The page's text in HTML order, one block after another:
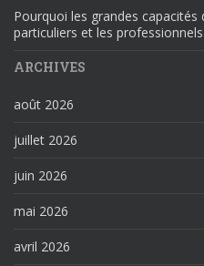
Pourquoi les grandes capacités
particuliers et les professionnels
ARCHIVES
août 2026
juillet 2026
juin 2026
mai 2026
avril 2026